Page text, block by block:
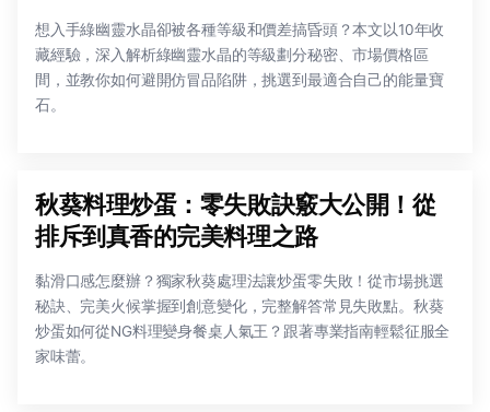
想入手綠幽靈水晶卻被各種等級和價差搞昏頭？本文以10年收
藏經驗，深入解析綠幽靈水晶的等級劃分秘密、市場價格區
間，並教你如何避開仿冒品陷阱，挑選到最適合自己的能量寶
石。
秋葵料理炒蛋：零失敗訣竅大公開！從
排斥到真香的完美料理之路
黏滑口感怎麼辦？獨家秋葵處理法讓炒蛋零失敗！從市場挑選
秘訣、完美火候掌握到創意變化，完整解答常見失敗點。秋葵
炒蛋如何從NG料理變身餐桌人氣王？跟著專業指南輕鬆征服全
家味蕾。